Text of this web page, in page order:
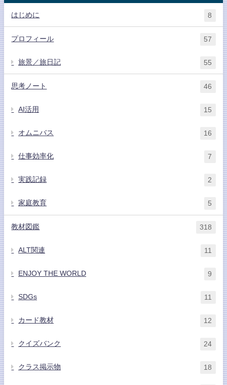
はじめに 8
プロフィール 57
旅景／旅日記 55
思考ノート 46
AI活用 15
オムニバス 16
仕事効率化 7
実践記録 2
家庭教育 5
教材図鑑 318
ALT関連 11
ENJOY THE WORLD 9
SDGs 11
カード教材 12
クイズバンク 24
クラス掲示物 18